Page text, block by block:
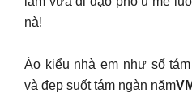
nà!
Áo kiểu nhà em như số
và đẹp suốt tám ngàn năm